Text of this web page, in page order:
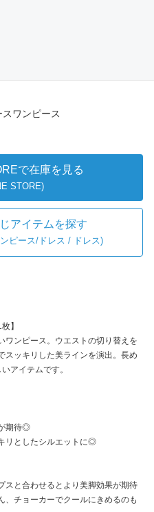
ワンピース
で在庫を見る
STORE)
アイテムを探す
ピース/ドレス / ドレス)
】
ワンピース。ウエストの切り替えを
スッキリした美ラインを演出。長め
アイテムです。
期待◎
リとしたシルエットに◎
スと合わせるとより美脚効果が期待
チョーカーでクールにきめるのも